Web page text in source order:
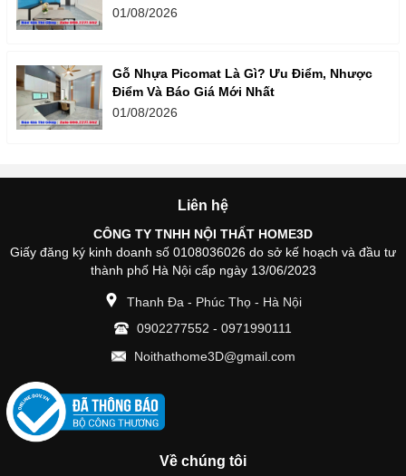
01/08/2026
Gỗ Nhựa Picomat Là Gì? Ưu Điểm, Nhược
Điểm Và Báo Giá Mới Nhất
01/08/2026
Liên hệ
CÔNG TY TNHH NỘI THẤT HOME3D
Giấy đăng ký kinh doanh số 0108036026 do sở kế hoạch và đầu tư
thành phố Hà Nội cấp ngày 13/06/2023
Thanh Đa - Phúc Thọ - Hà Nội
0902277552 - 0971990111
Noithathome3D@gmail.com
Về chúng tôi